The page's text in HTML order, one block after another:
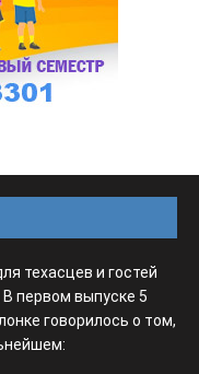
техасцев и гостей
первом выпуске 5
говорилось о том,